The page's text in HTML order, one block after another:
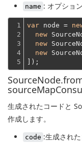
name : オプショ
1
2
3
4
5
var node =
new
new
new
]);
生成されたコードと
作成します。
code :生成され